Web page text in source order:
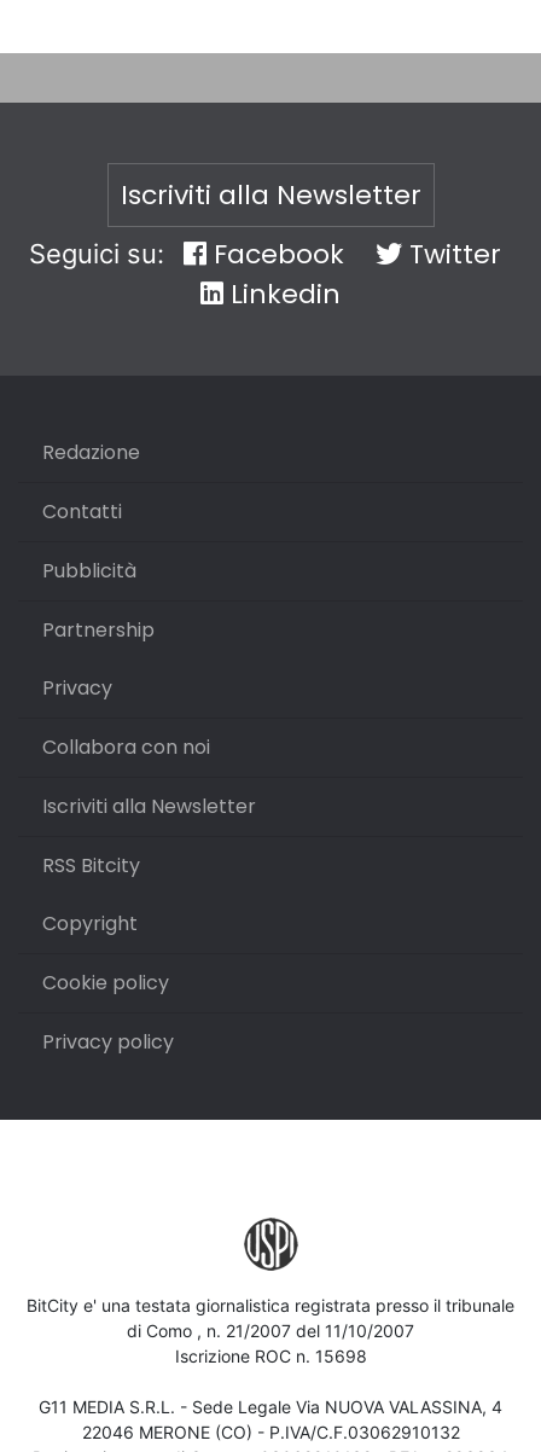
Iscriviti alla Newsletter
Seguici su: Facebook
Twitter
Linkedin
Redazione
Contatti
Pubblicità
Partnership
Privacy
Collabora con noi
Iscriviti alla Newsletter
RSS Bitcity
Copyright
Cookie policy
Privacy policy
BitCity e' una testata giornalistica registrata presso il tribunale
di Como , n. 21/2007 del 11/10/2007
Iscrizione ROC n. 15698
G11 MEDIA S.R.L. - Sede Legale Via NUOVA VALASSINA, 4
22046 MERONE (CO) - P.IVA/C.F.03062910132